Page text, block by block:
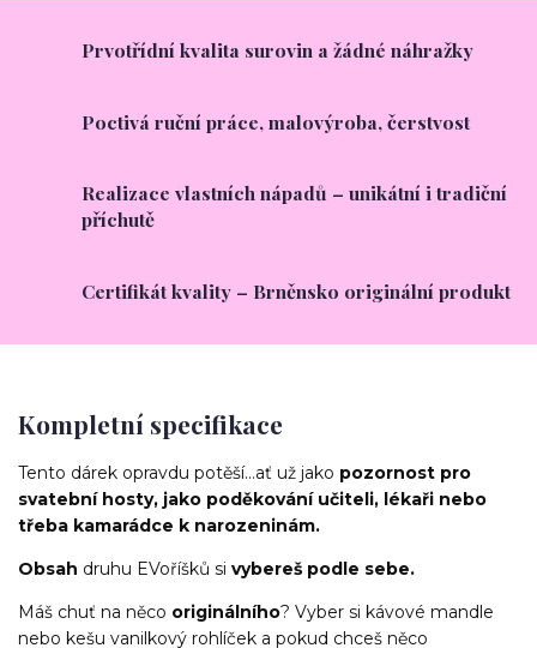
Prvotřídní kvalita surovin a žádné náhražky
Poctivá ruční práce, malovýroba, čerstvost
Realizace vlastních nápadů – unikátní i tradiční
příchutě
Certifikát kvality – Brněnsko originální produkt
Kompletní specifikace
Tento dárek opravdu potěší...ať už jako pozornost pro
svatební hosty, jako poděkování učiteli, lékaři nebo
třeba kamarádce k narozeninám.
Obsah druhu EVoříšků si vybereš podle sebe.
Máš chuť na něco originálního? Vyber si kávové mandle
nebo kešu vanilkový rohlíček a pokud chceš něco